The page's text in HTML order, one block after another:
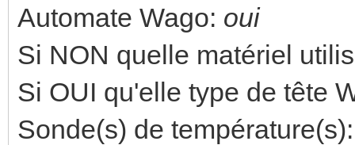
Automate Wago: oui
Si NON quelle matériel
Si OUI qu'elle type de tête
Sonde(s) de